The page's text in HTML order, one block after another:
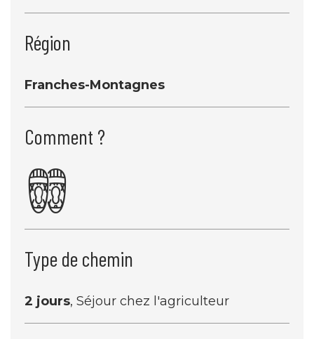
Région
Franches-Montagnes
Comment ?
Type de chemin
2 jours, Séjour chez l'agriculteur